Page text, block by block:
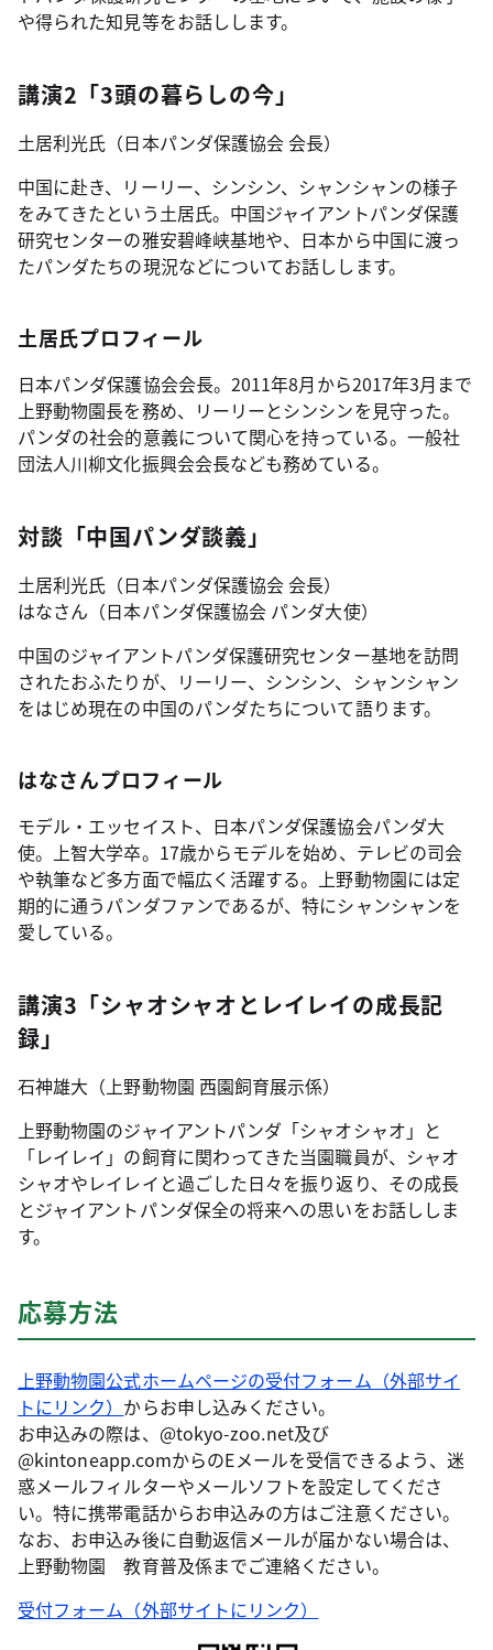
や得られた知見等をお話しします。
講演2「3頭の暮らしの今」
土居利光氏（日本パンダ保護協会 会長）
中国に赴き、リーリー、シンシン、シャンシャンの様子
をみてきたという土居氏。中国ジャイアントパンダ保護
研究センターの雅安碧峰峡基地や、日本から中国に渡っ
たパンダたちの現況などについてお話しします。
土居氏プロフィール
日本パンダ保護協会会長。2011年8月から2017年3月まで
上野動物園長を務め、リーリーとシンシンを見守った。
パンダの社会的意義について関心を持っている。一般社
団法人川柳文化振興会会長なども務めている。
対談「中国パンダ談義」
土居利光氏（日本パンダ保護協会 会長）
はなさん（日本パンダ保護協会 パンダ大使）
中国のジャイアントパンダ保護研究センター基地を訪問
されたおふたりが、リーリー、シンシン、シャンシャン
をはじめ現在の中国のパンダたちについて語ります。
はなさんプロフィール
モデル・エッセイスト、日本パンダ保護協会パンダ大
使。上智大学卒。17歳からモデルを始め、テレビの司会
や執筆など多方面で幅広く活躍する。上野動物園には定
期的に通うパンダファンであるが、特にシャンシャンを
愛している。
講演3「シャオシャオとレイレイの成長記
録」
石神雄大（上野動物園 西園飼育展示係）
上野動物園のジャイアントパンダ「シャオシャオ」と
「レイレイ」の飼育に関わってきた当園職員が、シャオ
シャオやレイレイと過ごした日々を振り返り、その成長
とジャイアントパンダ保全の将来への思いをお話ししま
す。
応募方法
上野動物園公式ホームページの受付フォーム（外部サイ
トにリンク） からお申し込みください。
お申込みの際は、@tokyo-zoo.net及び
@kintoneapp.comからのEメールを受信できるよう、迷
惑メールフィルターやメールソフトを設定してくださ
い。特に携帯電話からお申込みの方はご注意ください。
なお、お申込み後に自動返信メールが届かない場合は、
上野動物園 教育普及係までご連絡ください。
受付フォーム（外部サイトにリンク）